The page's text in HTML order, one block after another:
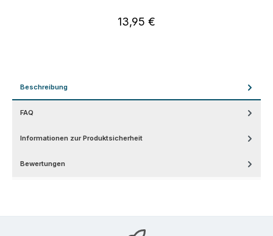
Regulärer Preis:
13,95 €
Beschreibung
FAQ
Informationen zur Produktsicherheit
Bewertungen